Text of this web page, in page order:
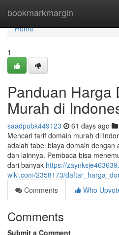
bookmarkmargin
Home
Home
1
Panduan Harga
Murah di
saadpubk449123 61 days ago
Mencari tarif domain murah di
adalah tabel biaya domain dengan
dan lainnya. Pembaca bisa
dari banyak https://
wiki.com/2358173/
Comments
Who
Comments
Submit a Comment